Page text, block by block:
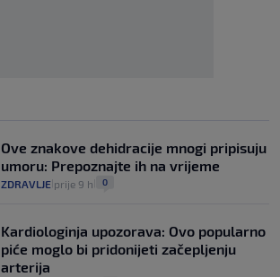
Ove znakove dehidracije mnogi pripisuju
umoru: Prepoznajte ih na vrijeme
ZDRAVLJE prije 9 h 0
Kardiologinja upozorava: Ovo popularno
piće moglo bi pridonijeti začepljenju
arterija